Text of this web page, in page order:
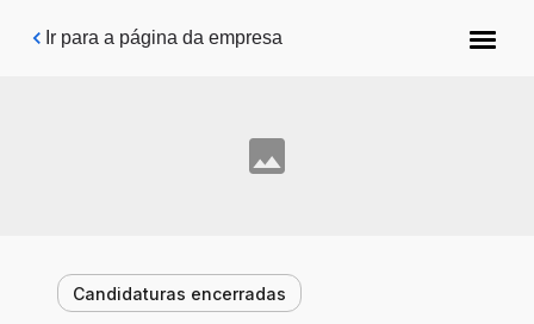
Pular para o conteúdo principal
Ir para a página da empresa
Candidaturas encerradas